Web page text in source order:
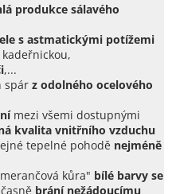
produkce sálavého
s astmatickými potížemi
kadeřnickou,
,...
spár z odolného ocelového
mezi všemi dostupnými
kvalita vnitřního vzduchu
tepelné pohodě nejméně
kůra" bílé barvy se
brání nežádoucímu